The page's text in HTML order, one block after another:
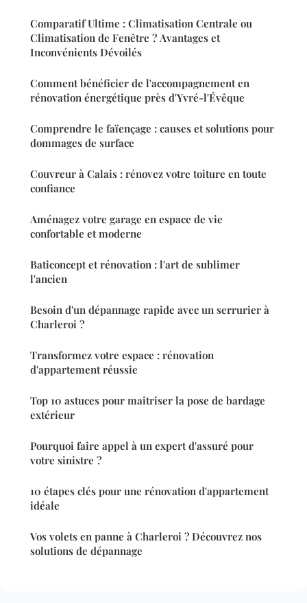
Comparatif Ultime : Climatisation Centrale ou
Climatisation de Fenêtre ? Avantages et
Inconvénients Dévoilés
Comment bénéficier de l'accompagnement en
rénovation énergétique près d'Yvré-l'Évêque
Comprendre le faïençage : causes et solutions pour
dommages de surface
Couvreur à Calais : rénovez votre toiture en toute
confiance
Aménagez votre garage en espace de vie
confortable et moderne
Baticoncept et rénovation : l'art de sublimer
l'ancien
Besoin d'un dépannage rapide avec un serrurier à
Charleroi ?
Transformez votre espace : rénovation
d'appartement réussie
Top 10 astuces pour maîtriser la pose de bardage
extérieur
Pourquoi faire appel à un expert d'assuré pour
votre sinistre ?
10 étapes clés pour une rénovation d'appartement
idéale
Vos volets en panne à Charleroi ? Découvrez nos
solutions de dépannage